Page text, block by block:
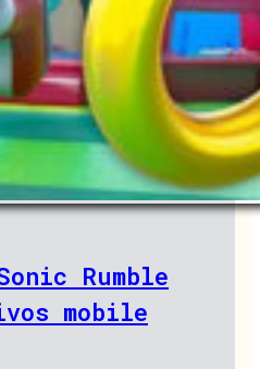
Rumble
mobile